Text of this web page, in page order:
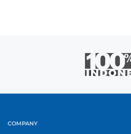
COMPANY